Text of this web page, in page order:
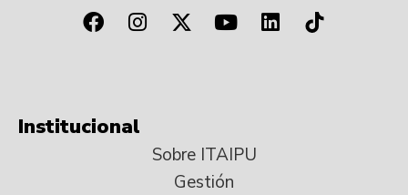
Institucional
Sobre ITAIPU
Gestión